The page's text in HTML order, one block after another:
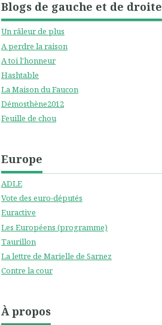
Blogs de gauche et de droite
Un râleur de plus
A perdre la raison
A toi l'honneur
Hashtable
La Maison du Faucon
Démosthène2012
Feuille de chou
Europe
ADLE
Vote des euro-députés
Euractive
Les Européens (programme)
Taurillon
La lettre de Marielle de Sarnez
Contre la cour
À propos